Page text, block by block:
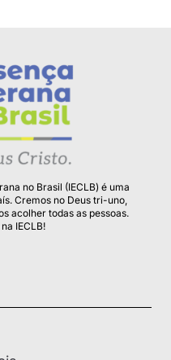
no Brasil (IECLB) é uma
Cremos no Deus tri-uno,
acolher todas as pessoas.
IECLB!